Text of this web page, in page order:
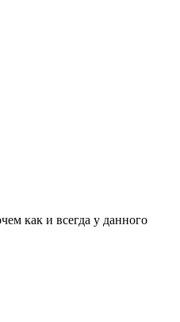
как и всегда у данного